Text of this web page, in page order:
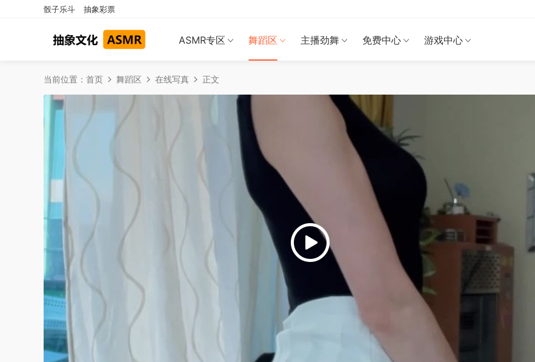
ASMR专区 舞蹈区 主播劲舞 免费中心 游戏中心
骰子乐斗 抽象彩票
当前位置： 首页 舞蹈区 在线写真 正文